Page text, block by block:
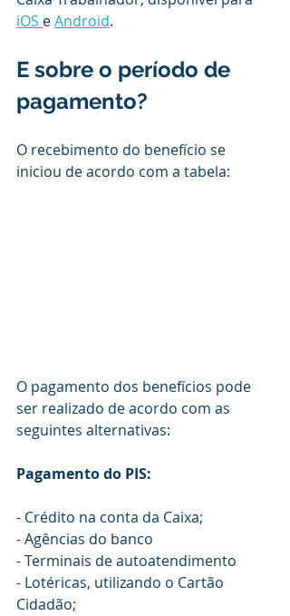
iOS e Android.
E sobre o período de
pagamento?
O recebimento do benefício se
iniciou de acordo com a tabela:
O pagamento dos benefícios pode
ser realizado de acordo com as
seguintes alternativas:
Pagamento do PIS:
- Crédito na conta da Caixa;
- Agências do banco
- Terminais de autoatendimento
- Lotéricas, utilizando o Cartão
Cidadão;